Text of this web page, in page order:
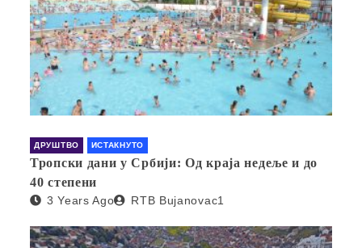
ДРУШТВО ИСТАКНУТО
Тропски дани у Србији: Од краја недеље и до
40 степени
3 Years Ago RTB Bujanovac1